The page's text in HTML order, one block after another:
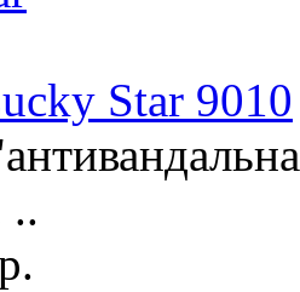
Star 9010
..